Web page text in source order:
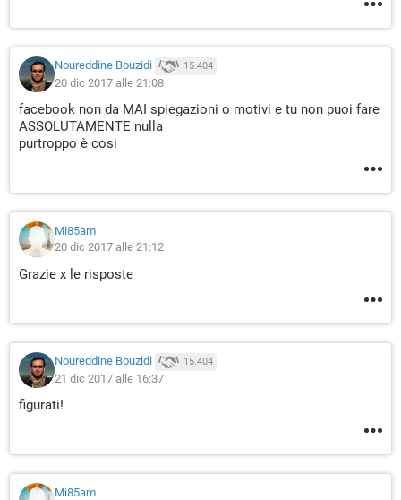
Noureddine Bouzidi 15.404
20 dic 2017 alle 21:08
facebook non da MAI spiegazioni o motivi e tu non puoi fare
ASSOLUTAMENTE nulla
purtroppo è cosi
Mi85am
20 dic 2017 alle 21:12
Grazie x le risposte
Noureddine Bouzidi 15.404
21 dic 2017 alle 16:37
figurati!
Mi85am